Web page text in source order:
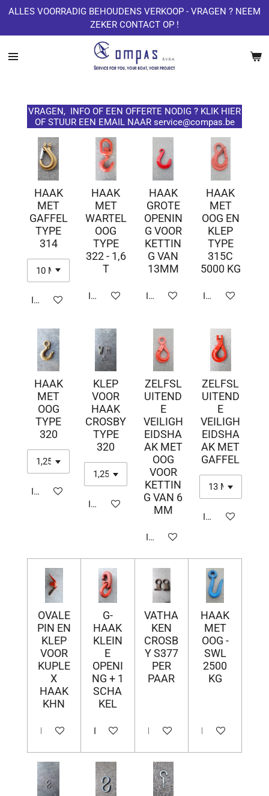
Ga
naar
de
ALLES VOORRADIG BEHOUDENS VERKOOP - VRAGEN ? NEEM
ZEKER CONTACT OP !
VRAGEN, INFO OF EEN OFFERTE NODIG ? KLIK HIER
OF STUUR EEN EMAIL NAAR service@compas.be
HAAK
MET
GAFFEL
TYPE
314
In winkelwagen
HAAK
MET
WARTEL
OOG
TYPE
322 - 1,6
T
In winkelwagen
HAAK
GROTE
OPENIN
G VOOR
KETTIN
G VAN
13MM
In winkelwagen
HAAK
MET
OOG EN
KLEP
TYPE
315C
5000 KG
In winkelwagen
HAAK
MET
OOG
TYPE
320
In winkelwagen
KLEP
VOOR
HAAK
CROSBY
TYPE
320
In winkelwagen
ZELFSL
UITEND
E
VEILIGH
EIDSHA
AK MET
OOG
VOOR
KETTIN
G VAN 6
MM
In winkelwagen
ZELFSL
UITEND
E
VEILIGH
EIDSHA
AK MET
GAFFEL
In winkelwagen
OVALE
PIN EN
KLEP
VOOR
KUPLE
X
HAAK
KHN
In winkelwagen
G-
HAAK
KLEIN
E
OPENI
NG + 1
SCHA
KEL
In winkelwagen
VATHA
KEN
CROSB
Y S377
PER
PAAR
In winkelwagen
HAAK
MET
OOG -
SWL
2500
KG
In winkelwagen